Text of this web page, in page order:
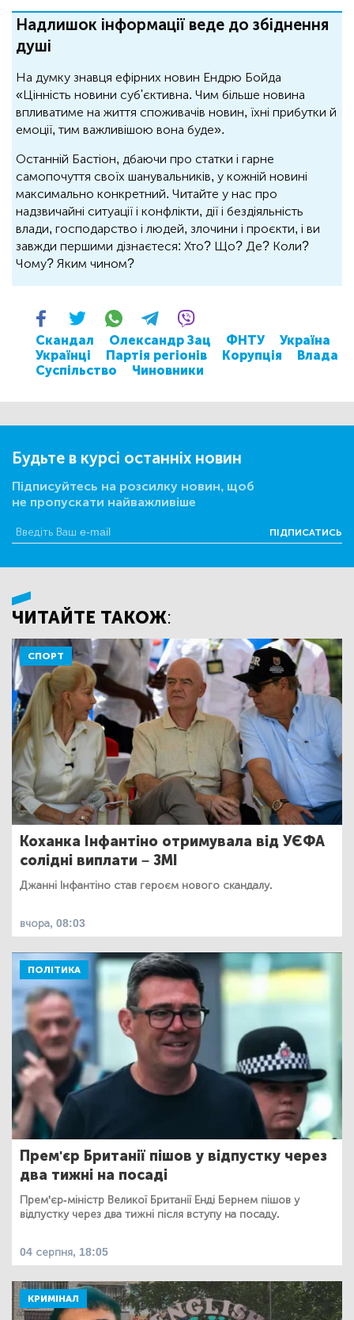
Надлишок інформації веде до збіднення
душі
На думку знавця ефірних новин Ендрю Бойда
«Цінність новини суб'єктивна. Чим більше новина
впливатиме на життя споживачів новин, їхні прибутки й
емоції, тим важливішою вона буде».
Останній Бастіон, дбаючи про статки і гарне
самопочуття своїх шанувальників, у кожній новині
максимально конкретний. Читайте у нас про
надзвичайні ситуації і конфлікти, дії і бездіяльність
влади, господарство і людей, злочини і проєкти, і ви
завжди першими дізнаєтеся: Хто? Що? Де? Коли?
Чому? Яким чином?
Скандал Олександр Зац ФНТУ
Україна
Українці
Партія регіонів Корупція
Влада
Суспільство
Чиновники
Будьте в курсі останніх новин
Підписуйтесь на розсилку новин, щоб
не пропускати найважливіше
ПІДПИСАТИСЬ
ЧИТАЙТЕ ТАКОЖ:
СПОРТ
Коханка Інфантіно отримувала від УЄФА
солідні виплати – ЗМІ
Джанні Інфантіно став героєм нового скандалу.
вчора, 08:03
ПОЛІТИКА
Прем'єр Британії пішов у відпустку через
два тижні на посаді
Прем'єр-міністр Великої Британії Енді Бернем пішов у
відпустку через два тижні після вступу на посаду.
04 серпня, 18:05
КРИМІНАЛ